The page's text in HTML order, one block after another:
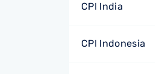
CPI India
CPI Indonesia